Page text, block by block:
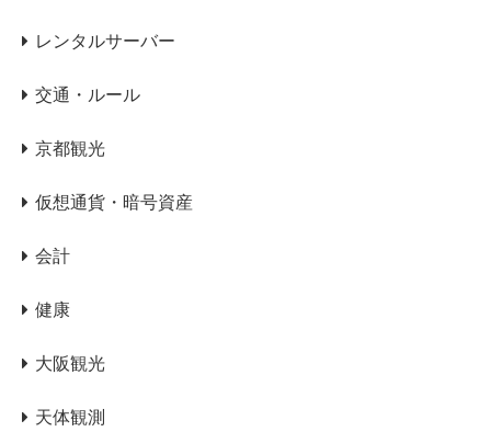
レンタルサーバー
交通・ルール
京都観光
仮想通貨・暗号資産
会計
健康
大阪観光
天体観測